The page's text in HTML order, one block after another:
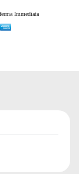
Immediata